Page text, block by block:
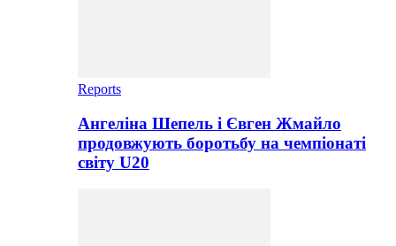
Reports
Ангеліна Шепель і Євген Жмайло
продовжують боротьбу на чемпіонаті
світу U20